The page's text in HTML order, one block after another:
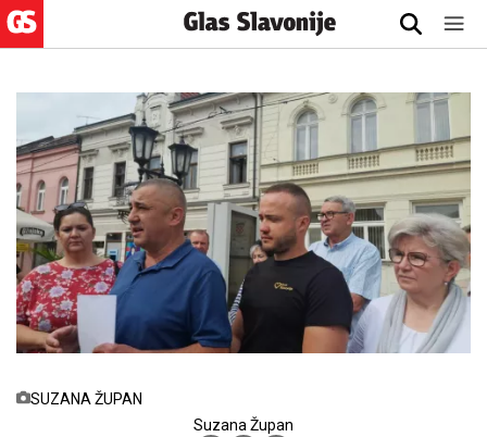
SUZANA ŽUPAN
Suzana Župan